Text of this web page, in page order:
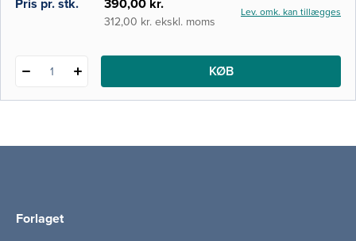
Pris pr. stk. 390,00 kr.
312,00 kr. ekskl. moms
Lev. omk. kan tillægges
1 KØB
Forlaget